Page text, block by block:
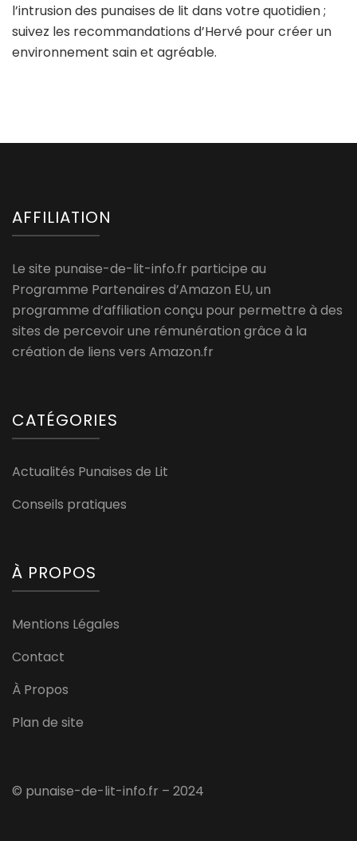
l’intrusion des punaises de lit dans votre quotidien ;
suivez les recommandations d’Hervé pour créer un
environnement sain et agréable.
AFFILIATION
Le site punaise-de-lit-info.fr participe au
Programme Partenaires d’Amazon EU, un
programme d’affiliation conçu pour permettre à des
sites de percevoir une rémunération grâce à la
création de liens vers Amazon.fr
CATÉGORIES
Actualités Punaises de Lit
Conseils pratiques
À PROPOS
Mentions Légales
Contact
À Propos
Plan de site
© punaise-de-lit-info.fr – 2024